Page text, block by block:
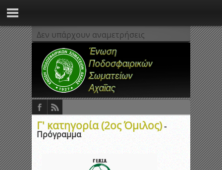
Δεν υπάρχουν αναμετρήσεις
Γ' κατηγορία (2ος Όμιλος)-
Πρόγραμμα